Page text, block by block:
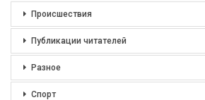
Происшествия
Публикации читателей
Разное
Спорт